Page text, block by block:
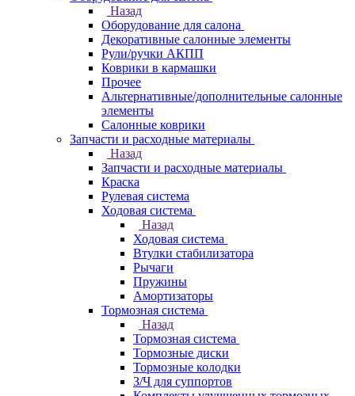
Назад
Оборудование для салона
Декоративные салонные элементы
Рули/ручки АКПП
Коврики в кармашки
Прочее
Альтернативные/дополнительные салонные
элементы
Салонные коврики
Запчасти и расходные материалы
Назад
Запчасти и расходные материалы
Краска
Рулевая система
Ходовая система
Назад
Ходовая система
Втулки стабилизатора
Рычаги
Пружины
Амортизаторы
Тормозная система
Назад
Тормозная система
Тормозные диски
Тормозные колодки
З/Ч для суппортов